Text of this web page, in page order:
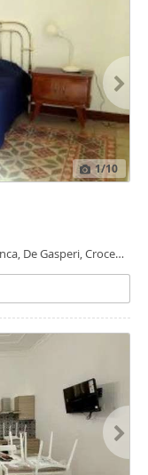
1/10
De Gasperi, Croce